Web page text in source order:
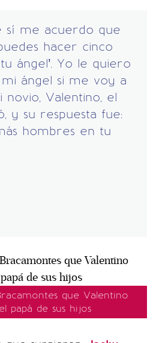
sí me acuerdo que
hacer cinco
ángel’. Yo le quiero
ángel si me voy a
novio, Valentino, el
y su respuesta fue:
hombres en tu
que Valentino
papá de sus hijos